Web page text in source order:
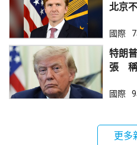
北京
國際
特朗
張 稱
國際
更多